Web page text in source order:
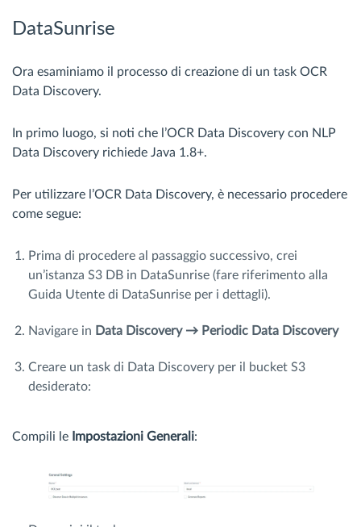
DataSunrise
Ora esaminiamo il processo di creazione di un task OCR
Data Discovery.
In primo luogo, si noti che l’OCR Data Discovery con NLP
Data Discovery richiede Java 1.8+.
Per utilizzare l’OCR Data Discovery, è necessario procedere
come segue:
Prima di procedere al passaggio successivo, crei
un’istanza S3 DB in DataSunrise (fare riferimento alla
Guida Utente di DataSunrise per i dettagli).
Navigare in Data Discovery → Periodic Data Discovery
Creare un task di Data Discovery per il bucket S3
desiderato:
Compili le Impostazioni Generali: